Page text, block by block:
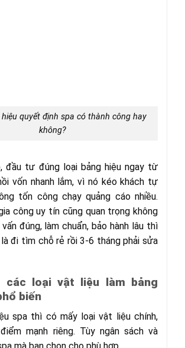
quyết định spa có thành công hay
không?
đầu tư đúng loại bảng hiệu ngay từ
vốn nhanh lắm, vì nó kéo khách tự
tốn công chạy quảng cáo nhiều.
công uy tín cũng quan trọng không
đúng, làm chuẩn, bảo hành lâu thì
đi tìm chỗ rẻ rồi 3-6 tháng phải sửa
các loại vật liệu làm bảng
biến
spa thì có mấy loại vật liệu chính,
mạnh riêng. Tùy ngân sách và